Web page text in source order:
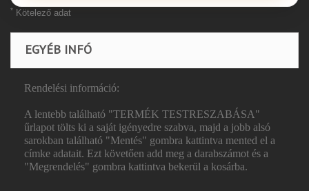
* Kötelező adat
EGYÉB INFÓ
Rendelési információ:
A lentebb található "TERMÉK TESTRESZABÁSA"
űrlapot tölts ki a saját igényedre szabva, majd a jobb alsó
sarokban található "Mentés" gombra kattintva mented el a
címke adatait. Ezt követően add meg a darabszámot és a
"Megrendelés" gombra kattintva bekerül a kosárba.